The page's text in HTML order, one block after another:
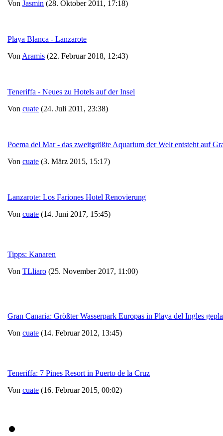
Von Jasmin (28. Oktober 2011, 17:18)
Playa Blanca - Lanzarote
Von Aramis (22. Februar 2018, 12:43)
Teneriffa - Neues zu Hotels auf der Insel
Von cuate (24. Juli 2011, 23:38)
Poema del Mar - das zweitgrößte Aquarium der Welt entsteht auf
Von cuate (3. März 2015, 15:17)
Lanzarote: Los Fariones Hotel Renovierung
Von cuate (14. Juni 2017, 15:45)
Tipps: Kanaren
Von TLliaro (25. November 2017, 11:00)
Gran Canaria: Größter Wasserpark Europas in Playa del Ingles
Von cuate (14. Februar 2012, 13:45)
Teneriffa: 7 Pines Resort in Puerto de la Cruz
Von cuate (16. Februar 2015, 00:02)